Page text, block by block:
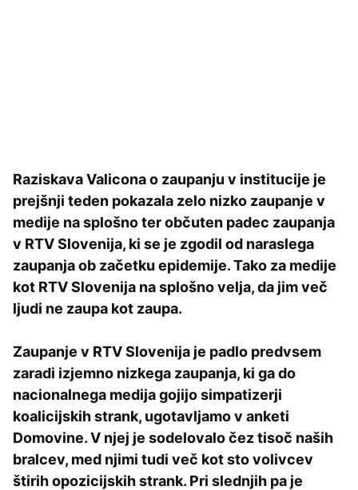
Raziskava Valicona o zaupanju v institucije je
prejšnji teden pokazala zelo nizko zaupanje v
medije na splošno ter občuten padec zaupanja
v RTV Slovenija, ki se je zgodil od naraslega
zaupanja ob začetku epidemije. Tako za medije
kot RTV Slovenija na splošno velja, da jim več
ljudi ne zaupa kot zaupa.
Zaupanje v RTV Slovenija je padlo predvsem
zaradi izjemno nizkega zaupanja, ki ga do
nacionalnega medija gojijo simpatizerji
koalicijskih strank, ugotavljamo v anketi
Domovine. V njej je sodelovalo čez tisoč naših
bralcev, med njimi tudi več kot sto volivcev
štirih opozicijskih strank. Pri slednjih pa je